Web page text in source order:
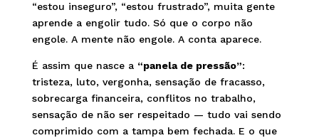
“estou inseguro”, “estou frustrado”, muita gente
aprende a engolir tudo. Só que o corpo não
engole. A mente não engole. A conta aparece.
É assim que nasce a “panela de pressão”:
tristeza, luto, vergonha, sensação de fracasso,
sobrecarga financeira, conflitos no trabalho,
sensação de não ser respeitado — tudo vai sendo
comprimido com a tampa bem fechada. E o que